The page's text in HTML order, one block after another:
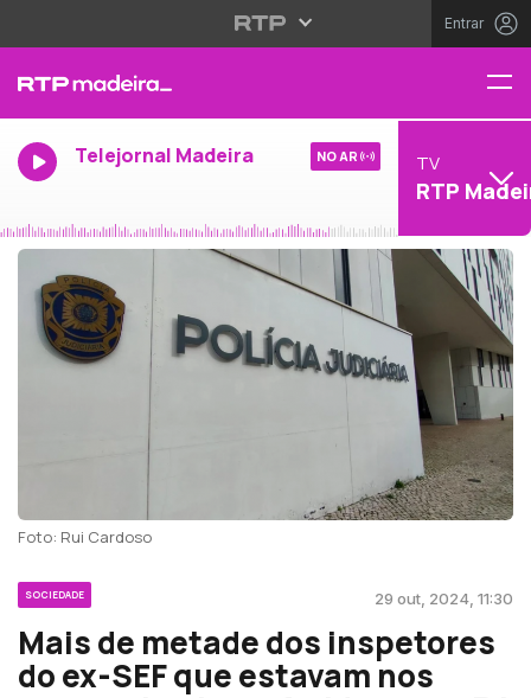
Entrar
Telejornal Madeira NO AR TV
RTP
Foto: Rui Cardoso
SOCIEDADE 29 out, 2024, 11:30
Mais de metade dos inspetores
do ex-SEF que estavam nos